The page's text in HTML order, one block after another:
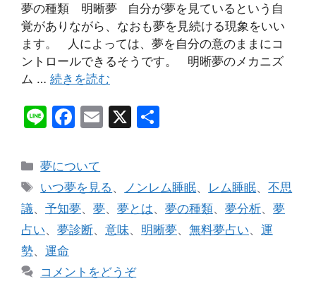
夢の種類 明晰夢 自分が夢を見ているという自
覚がありながら、なおも夢を見続ける現象をいい
ます。 人によっては、夢を自分の意のままにコ
ントロールできるそうです。 明晰夢のメカニズ
ム … 続きを読む
Li
e
F
c
e
b
o
k
E
l
X
カ
テ
リ
ー
夢について
タ
グ
いつ夢を見る 、 ノンレム睡眠、 レム睡眠、不思
議、 予知夢、 夢、 夢とは、 夢の種類、 夢分析、 夢
占い、 夢診断、 意味、 明晰夢、 無料夢占い、 運
勢、 運命
コメントをどうぞ